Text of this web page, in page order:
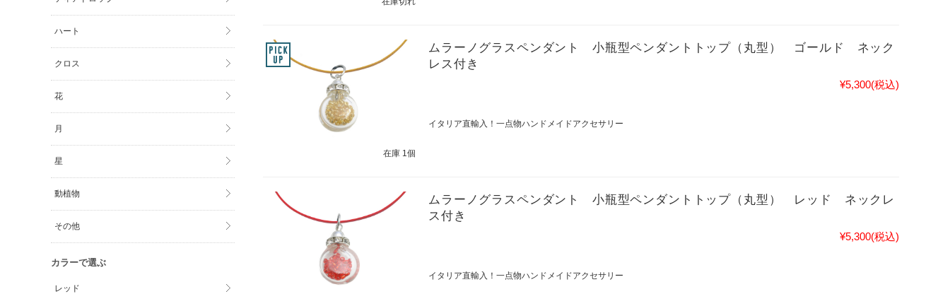
在庫 1個
ムラーノグラスペンダント 小瓶型ペンダントトップ（丸型） ゴールド ネック
レス付き
¥5,300(税込)
イタリア直輸入！一点物ハンドメイドアクセサリー
ムラーノグラスペンダント 小瓶型ペンダントトップ（丸型） レッド ネックレ
ス付き
¥5,300(税込)
イタリア直輸入！一点物ハンドメイドアクセサリー
ハート
クロス
花
月
星
動植物
その他
カラーで選ぶ
レッド